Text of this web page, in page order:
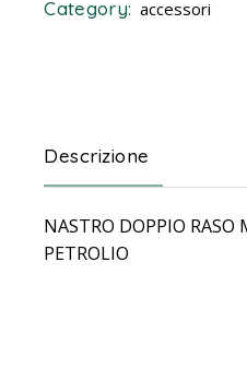
Category: accessori
Descrizione
NASTRO DOPPIO RASO
PETROLIO